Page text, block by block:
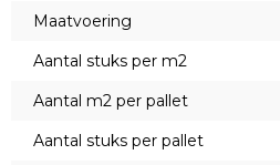
Maatvoering
Aantal stuks per m2
Aantal m2 per pallet
Aantal stuks per pallet